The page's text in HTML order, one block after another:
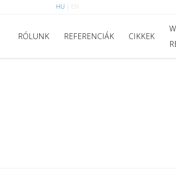
HU EN
RÓLUNK REFERENCIÁK CIKKEK